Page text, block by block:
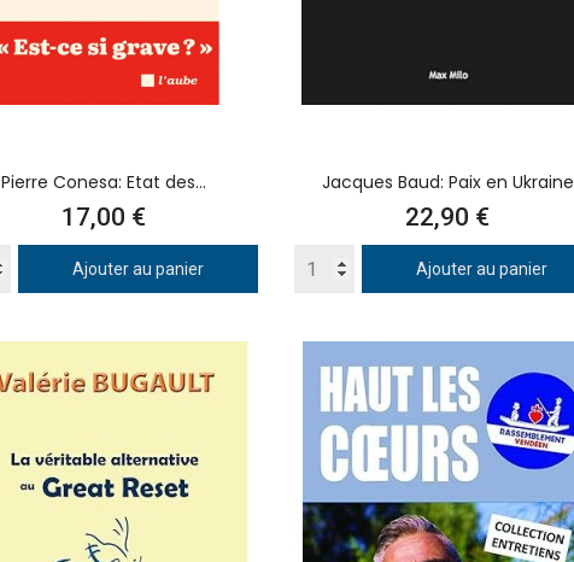
Pierre Conesa: Etat des...
Prix
17,00 €
Ajouter au panier
Jacques Baud: Paix en Ukraine
Prix
22,90 €
Ajouter au panier